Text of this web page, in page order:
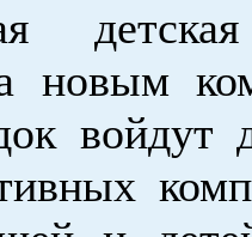
новым
войдут